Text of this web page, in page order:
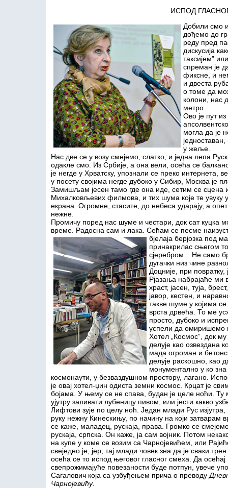
ИСПОД
Добили смо
дођемо до
реду пред
дискусија
таксијем”
спреман је
фиксне, и
и двеста
о томе да
колони, нас
метро.
Ово је пут
могла да је
у жеље.
Нас две се у возу смејемо, слатко, и једна лепа
одакле смо. Из Србије, а она вели, осећа се
је негде у Хрватску, упознали се преко интернета,
у посету својима негде дубоко у Сибир, Москва је
Замишљам јесен тамо где она иде, сетим се сцена
Михалковљевих филмова, и тих шума које те увуку
екрана. Огромне, стасите, до небеса ударају, а
нежне.
Промичу поред нас шуме и честари, док сат куцка
време. Радосна сам и лака. Сећам се песме
бјелаја берјозка под
принакрилас сњегом
сјеребром... Не само
дугачки низ чине
Доцније, при повратку,
Рјазања набрајаће ми
храст, јасен, туја,
јавор, кестен, и
такве шуме у којима
врста дрвећа. То ме
просто, дубоко и
успели да омиришемо
Хотел „Космос”, док
делује као озвездана
мада огроман и
делује раскошно, као
монументално у ко
космонаути, у безваздушном простору, лагано.
је овај хотел-џин одиста земни космос. Крцат је
бојама. У њему се не спава, будан је целе ноћи. Ту
ујутру заливати лубеницу пивом, или јести какво
Лифтови зује по целу ноћ. Један млади Рус изјутра,
руку нежну Кинескињу, по начину на који затварам
се каже, маладец, рускаја, права. Громко се
рускаја, српска. Он каже, ја сам војник. Потом
на купе у коме се возим са Чарнојевићем, или
свеједно је, јер, тај млади човек зна да је сваки
осећа се то испод његовог гласног смеха. Да осећај
свепрожимајуће повезаности буде потпун, увече
Сагалович која са узбуђењем прича о преводу
Чарнојевићу.